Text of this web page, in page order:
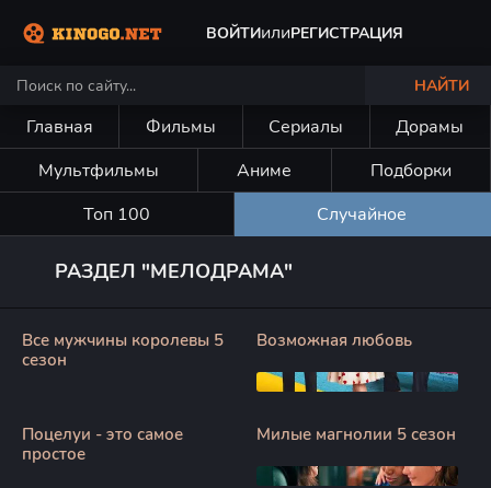
ВОЙТИилиРЕГИСТРАЦИЯ
НАЙТИ
Главная Фильмы Сериалы
Дорамы
Мультфильмы
Аниме
Подборки
Топ 100
Случайное
РАЗДЕЛ "МЕЛОДРАМА"
Все мужчины королевы 5
сезон
Возможная любовь
Поцелуи - это самое
простое
Милые магнолии 5 сезон